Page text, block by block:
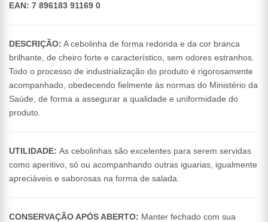
EAN: 7 896183 91169 0
DESCRIÇÃO: A cebolinha de forma redonda e da cor branca
brilhante, de cheiro forte e característico, sem odores estranhos.
Todo o processo de industrialização do produto é rigorosamente
acompanhado, obedecendo fielmente às normas do Ministério da
Saúde, de forma a assegurar a qualidade e uniformidade do
produto.
UTILIDADE: As cebolinhas são excelentes para serem servidas
como aperitivo, só ou acompanhando outras iguarias, igualmente
apreciáveis e saborosas na forma de salada.
CONSERVAÇÃO APÓS ABERTO: Manter fechado com sua